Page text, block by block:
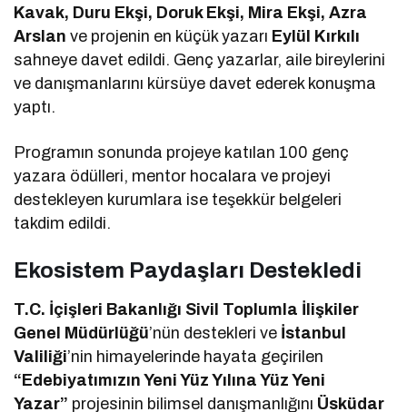
Kavak, Duru Ekşi, Doruk Ekşi, Mira Ekşi, Azra
Arslanve projenin en küçük yazarı Eylül Kırkılı
sahneye davet edildi. Genç yazarlar, aile bireylerini
ve danışmanlarını kürsüye davet ederek konuşma
yaptı.
Programın sonunda projeye katılan 100 genç
yazara ödülleri, mentor hocalara ve projeyi
destekleyen kurumlara ise teşekkür belgeleri
takdim edildi.
Ekosistem Paydaşları Destekledi
T.C. İçişleri Bakanlığı Sivil Toplumla İlişkiler
Genel Müdürlüğü’nün destekleri ve İstanbul
Valiliği’nin himayelerinde hayata geçirilen
“Edebiyatımızın Yeni Yüz Yılına Yüz Yeni
Yazar” projesinin bilimsel danışmanlığını Üsküdar